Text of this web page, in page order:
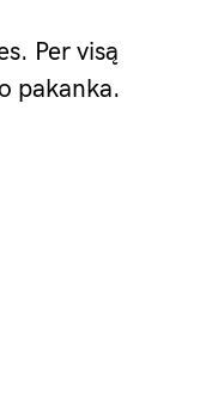
Per visą
pakanka.